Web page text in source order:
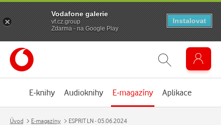
E-knihy Audioknihy E-magazíny Aplikace
Úvod E-magazíny ESPRIT LN - 05.06.2024
Vodafone galerie
vf.cz.group
Zdarma - na Google Play
Instalovat